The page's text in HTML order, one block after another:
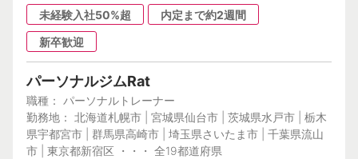
未経験入社50%超
内定まで約2週間
新卒歓迎
パーソナルジムRat
職種： パーソナルトレーナー
勤務地： 北海道札幌市 | 宮城県仙台市 | 茨城県水戸市 | 栃木
県宇都宮市 | 群馬県高崎市 | 埼玉県さいたま市 | 千葉県流山
市 | 東京都新宿区 ・・・ 全19都道府県